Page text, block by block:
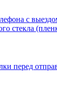
с
стекла
перед